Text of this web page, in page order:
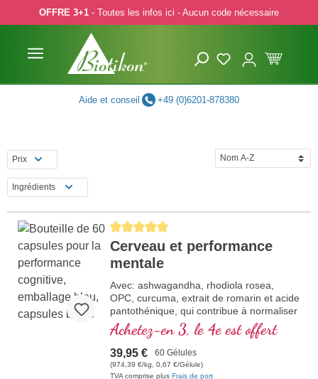
to main content
Skip to search
Skip to main navigation
OFFRE 3+1 - Toutes les infos ici - Aucun code nécessaire
Aide et conseil +49 (0)6201-878380
Prix
Ingrédients
Average rating of 5 out of 5 stars
Cerveau et performance
mentale
Avec: ashwagandha, rhodiola rosea,
OPC, curcuma, extrait de romarin et acide
pantothénique, qui contribue à normaliser
la performance mentale et qui participe à
la synthèse et au métabolisme de
quelques neurotransmetteurs. Vitamine B
bioactive!
Achetez-en 3, le 4e est offert
39,95 € 60 Gélules
(974,39 €/kg, 0,67 €/Gélule)
TVA comprise plus Frais de port